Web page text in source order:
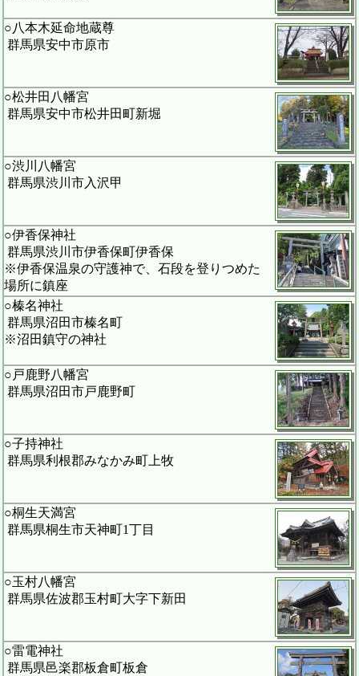
○八本木延命地蔵尊
群馬県安中市原市
○松井田八幡宮
群馬県安中市松井田町新堀
○渋川八幡宮
群馬県渋川市入沢甲
○伊香保神社
群馬県渋川市伊香保町伊香保
※伊香保温泉の守護神で、石段を登りつめた
場所に鎮座
○榛名神社
群馬県沼田市榛名町
※沼田鎮守の神社
○戸鹿野八幡宮
群馬県沼田市戸鹿野町
○子持神社
群馬県利根郡みなかみ町上牧
○桐生天満宮
群馬県桐生市天神町1丁目
○玉村八幡宮
群馬県佐波郡玉村町大字下新田
○雷電神社
群馬県邑楽郡板倉町板倉